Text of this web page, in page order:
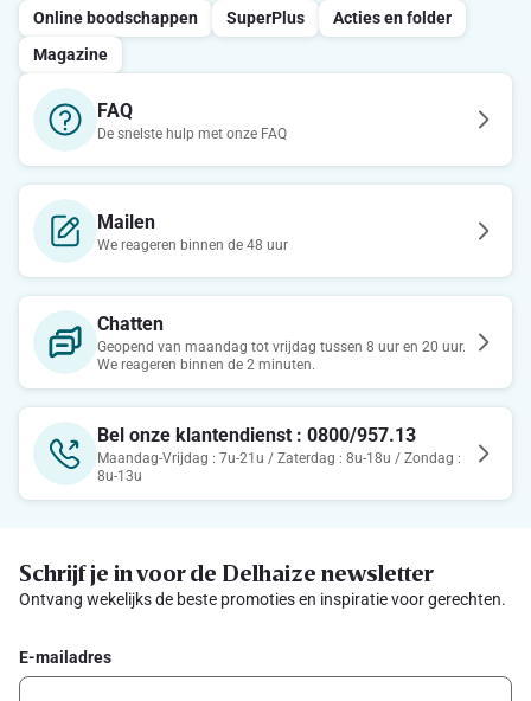
Online boodschappen SuperPlus
Acties en folder
Magazine
FAQ
De snelste hulp met onze FAQ
Mailen
We reageren binnen de 48 uur
Chatten
Geopend van maandag tot vrijdag tussen 8 uur en 20 uur.
We reageren binnen de 2 minuten.
Bel onze klantendienst : 0800/957.13
Maandag-Vrijdag : 7u-21u / Zaterdag : 8u-18u / Zondag :
8u-13u
Schrijf je in voor de Delhaize newsletter
Ontvang wekelijks de beste promoties en inspiratie voor gerechten.
E-mailadres